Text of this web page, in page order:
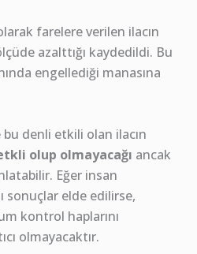
farelere verilen ilacın
azalttığı kaydedildi. Bu
engellediği manasına
denli etkili olan ilacın
olup olmayacağı ancak
Eğer insan
sonuçlar elde edilirse,
kontrol haplarını
olmayacaktır.